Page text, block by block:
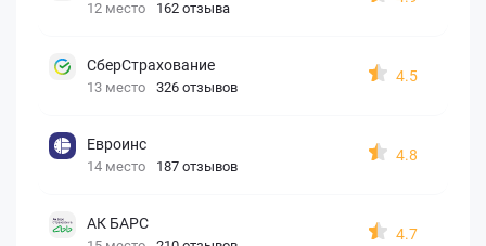
12 место 162 отзыва
СберСтрахование
13 место 326 отзывов
4.5
Евроинс
14 место 187 отзывов
4.8
АК БАРС
4.7